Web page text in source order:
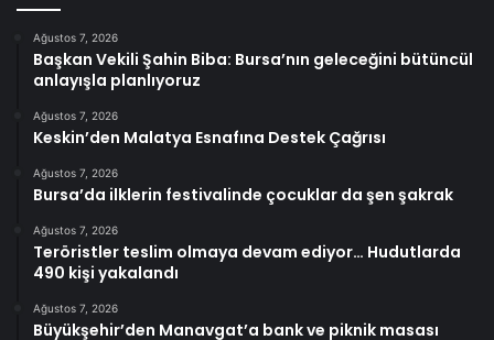
Ağustos 7, 2026
Başkan Vekili Şahin Biba: Bursa’nın geleceğini bütüncül
anlayışla planlıyoruz
Ağustos 7, 2026
Keskin’den Malatya Esnafına Destek Çağrısı
Ağustos 7, 2026
Bursa’da ilklerin festivalinde çocuklar da şen şakrak
Ağustos 7, 2026
Teröristler teslim olmaya devam ediyor… Hudutlarda
490 kişi yakalandı
Ağustos 7, 2026
Büyükşehir’den Manavgat’a bank ve piknik masası